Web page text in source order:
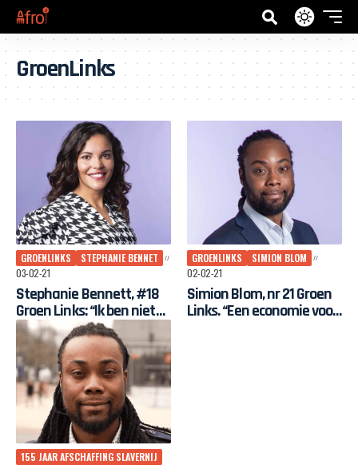
GroenLinks
GROENLINKS
STEPHANIE BENNET
03-02-21
Stephanie Bennett, #18
Groen Links: “Ik ben niet
bang voor een stevige
discussie of confrontatie”
GROENLINKS
SIMION BLOM
02-02-21
Simion Blom, nr 21 Groen
Links. “Een economie voor
155 JAAR AFSCHAFFING SLAVERNIJ